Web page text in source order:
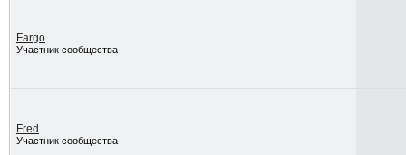
Fargo
Участник сообщества
Fred
Участник сообщества